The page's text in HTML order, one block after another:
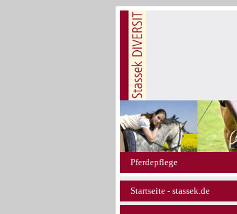
Pferdepflege
Startseite - stassek.de